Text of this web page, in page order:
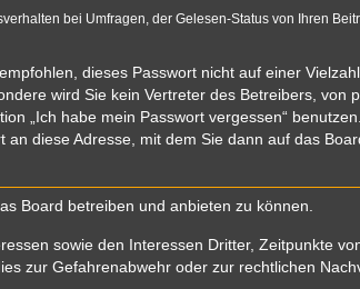
bei Umfragen, der Gelesen-Status von Ihren
dieses Passwort nicht auf einer
wird Sie kein Vertreter des Betreibers, von
„Ich habe mein Passwort vergessen“
diese Adresse, mit dem Sie dann auf das
Board betreiben und anbieten zu können.
sowie den Interessen Dritter, Zeitpunkte
zur Gefahrenabwehr oder zur rechtlichen